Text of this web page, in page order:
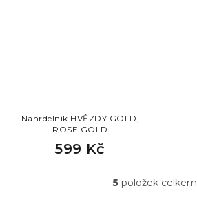
Náhrdelník HVĚZDY GOLD,
ROSE GOLD
599 Kč
O
5položek celkem